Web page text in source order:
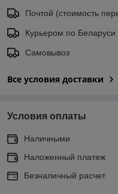
Почтой (стоимость
Курьером по
Самовывоз
Все условия доставки
Условия оплаты
Наличными
Наложенный платеж
Безналичный расчет